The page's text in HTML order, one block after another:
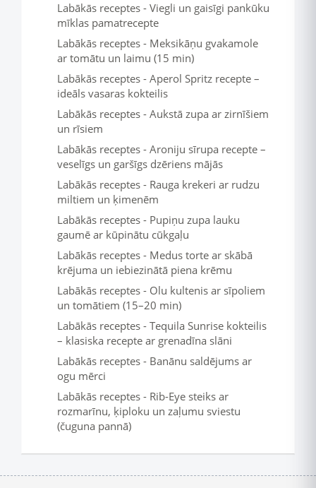
Labākās receptes - Viegli un gaisīgi pankūku
mīklas pamatrecepte
Labākās receptes - Meksikāņu gvakamole
ar tomātu un laimu (15 min)
Labākās receptes - Aperol Spritz recepte –
ideāls vasaras kokteilis
Labākās receptes - Aukstā zupa ar zirnīšiem
un rīsiem
Labākās receptes - Aroniju sīrupa recepte –
veselīgs un garšīgs dzēriens mājās
Labākās receptes - Rauga krekeri ar rudzu
miltiem un ķimenēm
Labākās receptes - Pupiņu zupa lauku
gaumē ar kūpinātu cūkgaļu
Labākās receptes - Medus torte ar skābā
krējuma un iebiezinātā piena krēmu
Labākās receptes - Olu kultenis ar sīpoliem
un tomātiem (15–20 min)
Labākās receptes - Tequila Sunrise kokteilis
– klasiska recepte ar grenadīna slāni
Labākās receptes - Banānu saldējums ar
ogu mērci
Labākās receptes - Rib-Eye steiks ar
rozmarīnu, ķiploku un zaļumu sviestu
(čuguna pannā)